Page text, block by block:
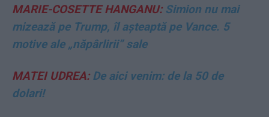
MARIE-COSETTE HANGANU:Simion nu mai
mizează pe Trump, îl așteaptă pe Vance. 5
motive ale „năpârlirii” sale
MATEI UDREA:De aici venim: de la 50 de
dolari!